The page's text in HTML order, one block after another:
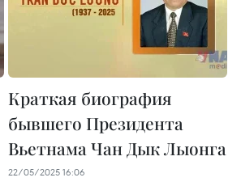
Краткая биография
бывшего Президента
Вьетнама Чан Дык Лыонга
22/05/2025 16:06